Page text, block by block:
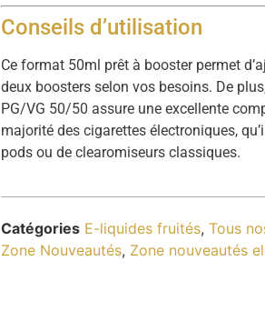
Conseils d’utilisation
Ce format 50ml prêt à booster permet
deux boosters selon vos besoins. De
PG/VG 50/50 assure une excellente
majorité des cigarettes électroniques,
pods ou de clearomiseurs classiques.
Catégories E-liquides fruités,Tous
Zone Nouveautés, Zone nouveautés